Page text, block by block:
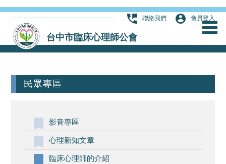
台中市臨床心理師公會
聯絡我們 會員登入
民眾專區
影音專區
心理新知文章
臨床心理師的介紹